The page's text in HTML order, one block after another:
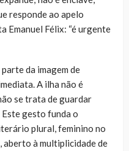
responde ao apelo
Emanuel Félix: “é urgente
da imagem de
A ilha não é
se trata de guardar
Este gesto funda o
plural, feminino no
aberto à multiplicidade de